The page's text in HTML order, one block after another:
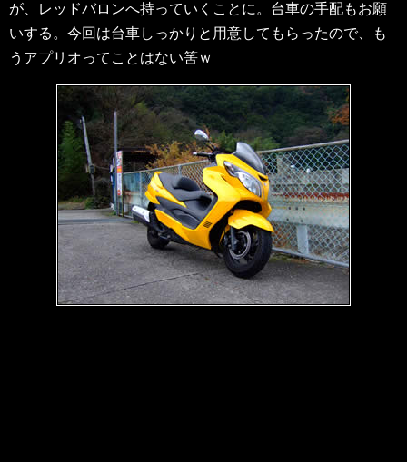
が、レッドバロンへ持っていくことに。台車の手配もお願
いする。今回は台車しっかりと用意してもらったので、も
う アプリオってことはない筈ｗ